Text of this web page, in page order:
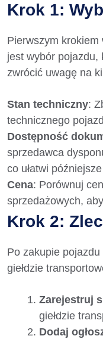
Krok 1:
Pierwszym
jest wybór pojazdu,
zwrócić uwagę na
Stan techniczny:
technicznego
Dostępność
sprzedawca
co ułatwi
Cena: Porównuj
sprzedażowych,
Krok 2:
Po zakupie
giełdzie
Zarejestruj
giełdzie
Dodaj